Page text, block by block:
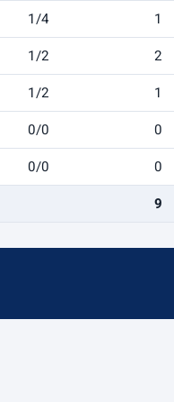
1
1/4
2
1/2
1
1/2
0
0/0
0
0/0
9